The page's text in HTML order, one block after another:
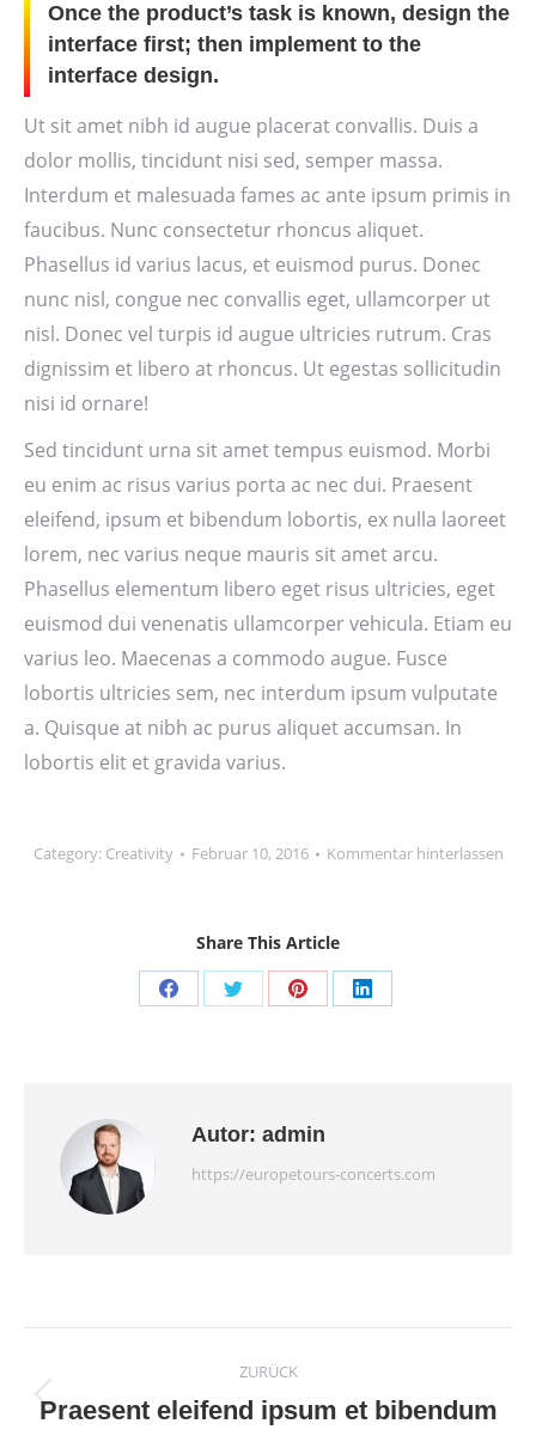
Once the product’s task is known, design the
interface first; then implement to the
interface design.
Ut sit amet nibh id augue placerat convallis. Duis a
dolor mollis, tincidunt nisi sed, semper massa.
Interdum et malesuada fames ac ante ipsum primis in
faucibus. Nunc consectetur rhoncus aliquet.
Phasellus id varius lacus, et euismod purus. Donec
nunc nisl, congue nec convallis eget, ullamcorper ut
nisl. Donec vel turpis id augue ultricies rutrum. Cras
dignissim et libero at rhoncus. Ut egestas sollicitudin
nisi id ornare!
Sed tincidunt urna sit amet tempus euismod. Morbi
eu enim ac risus varius porta ac nec dui. Praesent
eleifend, ipsum et bibendum lobortis, ex nulla laoreet
lorem, nec varius neque mauris sit amet arcu.
Phasellus elementum libero eget risus ultricies, eget
euismod dui venenatis ullamcorper vehicula. Etiam eu
varius leo. Maecenas a commodo augue. Fusce
lobortis ultricies sem, nec interdum ipsum vulputate
a. Quisque at nibh ac purus aliquet accumsan. In
lobortis elit et gravida varius.
Category: Creativity Februar 10, 2016 Kommentar hinterlassen
Share This Article
Share Share Share Share
Autor: admin
https://europetours-concerts.com
ZURÜCK
Vorheriger
Praesent eleifend ipsum et bibendum